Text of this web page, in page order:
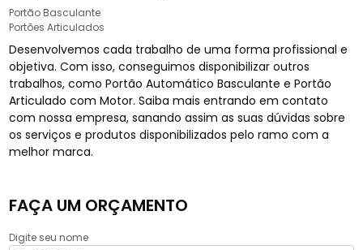
Portão Basculante
Portões Articulados
Desenvolvemos cada trabalho de uma forma profissional e
objetiva. Com isso, conseguimos disponibilizar outros
trabalhos, como Portão Automático Basculante e Portão
Articulado com Motor. Saiba mais entrando em contato
com nossa empresa, sanando assim as suas dúvidas sobre
os serviços e produtos disponibilizados pelo ramo com a
melhor marca.
FAÇA UM ORÇAMENTO
Digite seu nome